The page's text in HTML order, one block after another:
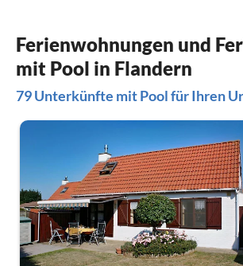
Ferienwohnungen und
mit Pool in Flandern
79 Unterkünfte mit Pool für Ihren